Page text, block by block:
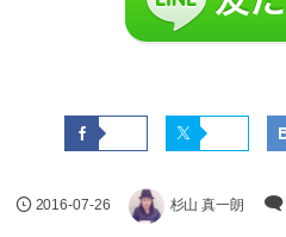
2016-07-26 杉山 真一朗